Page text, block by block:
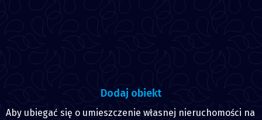
Dodaj obiekt
Aby ubiegać się o umieszczenie własnej nieruchomości na